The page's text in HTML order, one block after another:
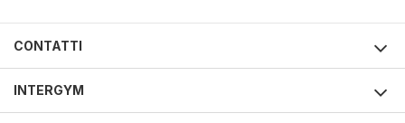
CONTATTI
INTERGYM